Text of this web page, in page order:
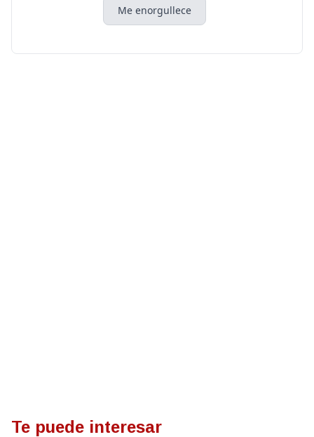
Me enorgullece
Te puede interesar